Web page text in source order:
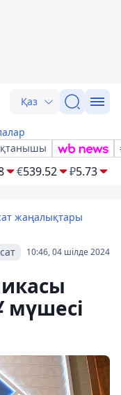
Қаз
€539.52 ₽5.73
жаңалықтары
10:46, 04 шілде 2024